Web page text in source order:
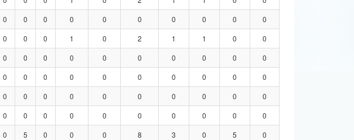
0 0 0 0 0 0 0 0 0
0
0 0 0 1 0 2 1 1 0
0
0 0 0 0 0 0 0 0 0
0
0 0 0 0 0 0 0 0 0
0
0 0 0 0 0 0 0 0 0
0
0 0 0 0 0 0 0 0 0
0
0 5 0 0 0 8 3 0 5
0